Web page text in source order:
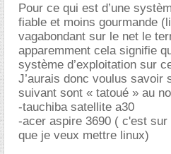
Pour ce qui est d’une
fiable et moins gourmande
vagabondant sur le net le
apparemment cela signifie
système d’exploitation sur
J’aurais donc voulus savoir
suivant sont « tatoué » au
-tauchiba satellite a30
-acer aspire 3690 ( c'est
que je veux mettre linux)